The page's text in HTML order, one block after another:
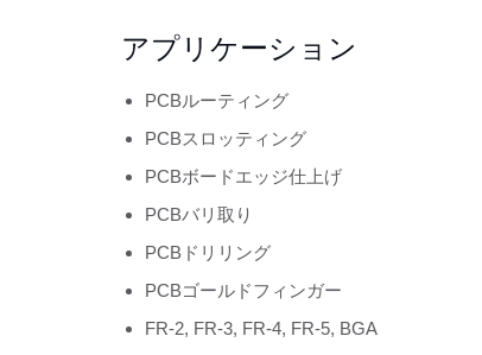
アプリケーション
PCBルーティング
PCBスロッティング
PCBボードエッジ仕上げ
PCBバリ取り
PCBドリリング
PCBゴールドフィンガー
FR-2, FR-3, FR-4, FR-5, BGA